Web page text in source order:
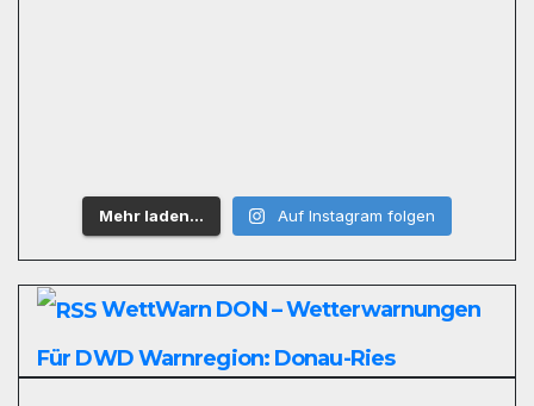
Mehr laden… Auf Instagram folgen
WettWarn DON – Wetterwarnungen
Für DWD Warnregion: Donau-Ries